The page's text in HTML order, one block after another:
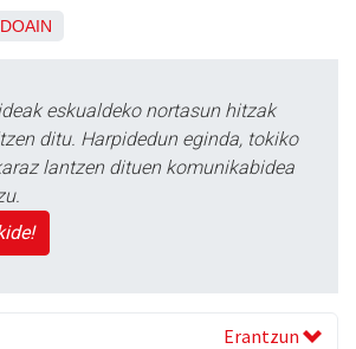
eskualdeko nortasun hitzak
ditu. Harpidedun eginda, tokiko
lantzen dituen komunikabidea
Erantzun